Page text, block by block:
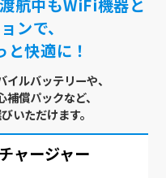
航中もWiFi機器と
ンで、
快適に！
ルバッテリーや、
償パックなど、
いただけます。
ャージャー